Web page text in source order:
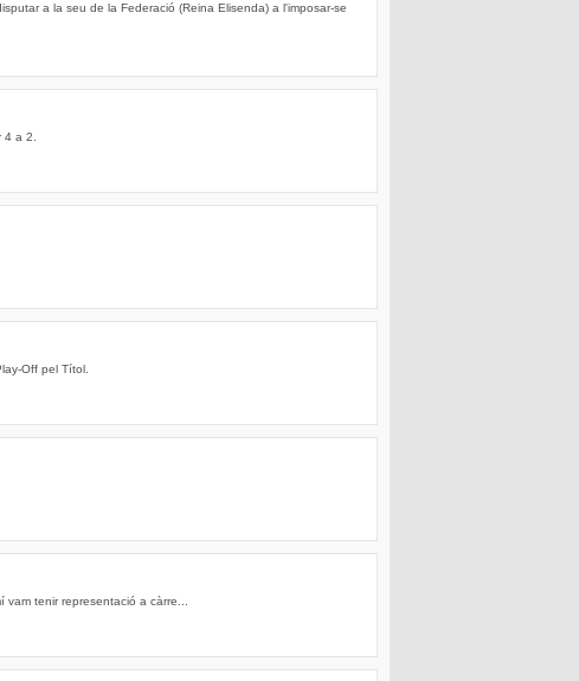
a la seu de la Federació (Reina Elisenda) a l'imposar-se
a 2.
Off pel Títol.
tenir representació a càrre...